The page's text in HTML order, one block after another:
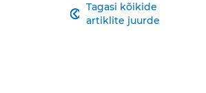
Tagasi kõikide
artiklite juurde
